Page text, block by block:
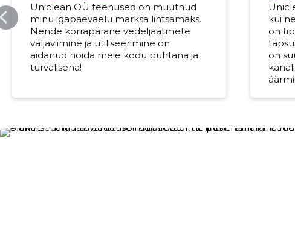
Uniclean OÜ teenused on muutnud
minu igapäevaelu märksa lihtsamaks.
Nende korrapärane vedeljäätmete
väljaviimine ja utiliseerimine on
aidanud hoida meie kodu puhtana ja
turvalisena!
kui
on
on
Change image description